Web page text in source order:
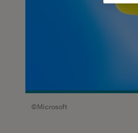
©Microsoft